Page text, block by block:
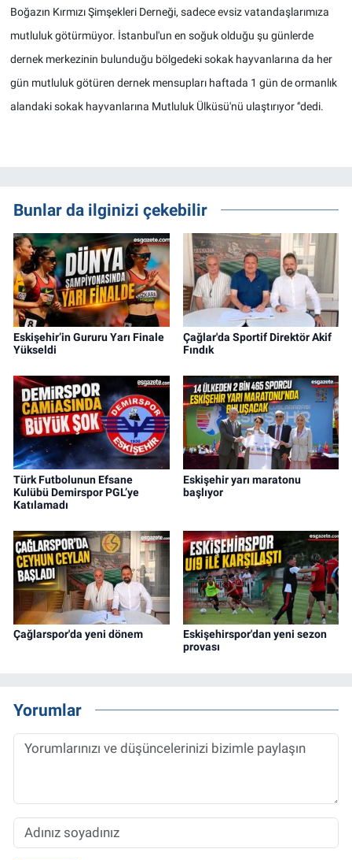
Boğazın Kırmızı Şimşekleri Derneği, sadece evsiz vatandaşlarımıza
mutluluk götürmüyor. İstanbul'un en soğuk olduğu şu günlerde
dernek merkezinin bulunduğu bölgedeki sokak hayvanlarına da her
gün mutluluk götüren dernek mensupları haftada 1 gün de ormanlık
alandaki sokak hayvanlarına Mutluluk Ülküsü'nü ulaştırıyor ‘'dedi.
Bunlar da ilginizi çekebilir
Eskişehir’in Gururu Yarı Finale
Yükseldi
Çağlar'da Sportif Direktör Akif
Fındık
Türk Futbolunun Efsane
Kulübü Demirspor PGL’ye
Katılamadı
Eskişehir yarı maratonu
başlıyor
Çağlarspor'da yeni dönem
Eskişehirspor'dan yeni sezon
provası
Yorumlar